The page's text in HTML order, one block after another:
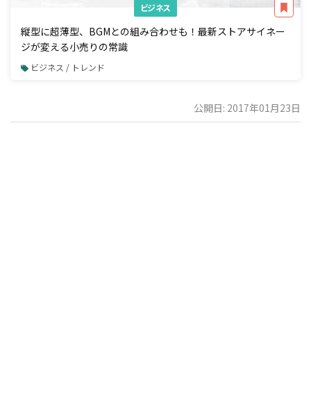
ビジネス
縦型に超薄型、BGMとの組み合わせも！最新ストアサイネー
ジが変える小売りの常識
ビジネス / トレンド
公開日: 2017年01月23日